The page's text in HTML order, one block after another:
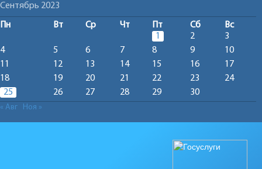
Сентябрь 2023
Пн Вт Ср Чт Пт Сб
Вс
1
2
3
4
5 6 7 8 9
10
11
12 13 14 15 16
17
18
19 20 21 22 23
24
25
26 27 28 29 30
« Авг Ноя »